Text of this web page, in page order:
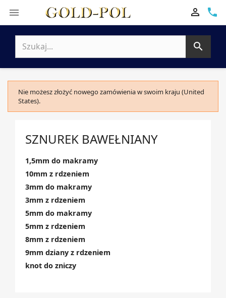
 phone


Nie możesz złożyć nowego zamówienia w swoim kraju (United
States).
SZNUREK BAWEŁNIANY
1,5mm do makramy
10mm z rdzeniem
3mm do makramy
3mm z rdzeniem
5mm do makramy
5mm z rdzeniem
8mm z rdzeniem
9mm dziany z rdzeniem
knot do zniczy